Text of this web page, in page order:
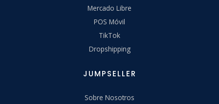
Mercado Libre
POS Móvil
TikTok
Dropshipping
JUMPSELLER
Sobre Nosotros